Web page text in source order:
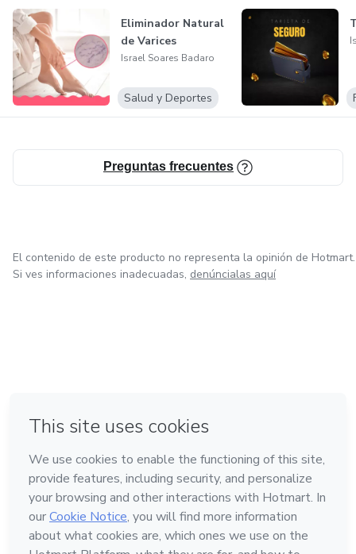
Eliminador Natural
de Varices
Israel Soares Badaro
Salud y Deportes
Preguntas frecuentes
El contenido de este producto no representa la opinión de Hotmart.
Si ves informaciones inadecuadas, denúncialas aquí
Hecho con❤ en Belo Horizonte
Conoce Hotmart